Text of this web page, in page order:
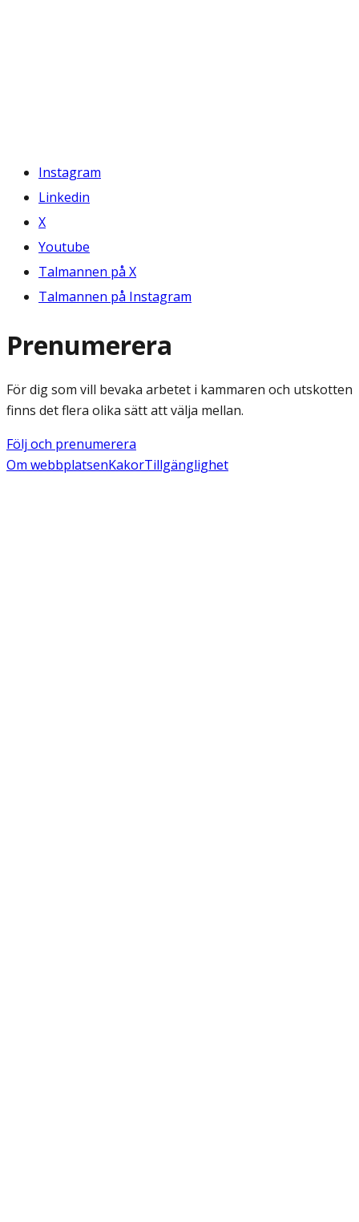
Instagram
Linkedin
X
Youtube
Talmannen på X
Talmannen på Instagram
Prenumerera
För dig som vill bevaka arbetet i kammaren och utskotten
finns det flera olika sätt att välja mellan.
Följ och prenumerera
Om webbplatsenKakorTillgänglighet